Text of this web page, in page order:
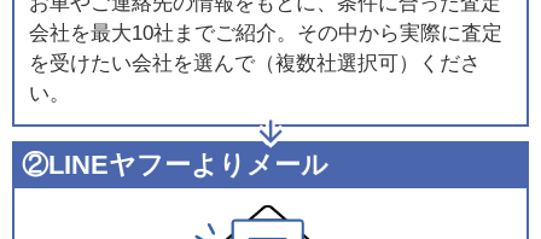
会社を最大10社までご紹介。その中から実際に査定
を受けたい会社を選んで（複数社選択可）くださ
い。
②LINEヤフーよりメール